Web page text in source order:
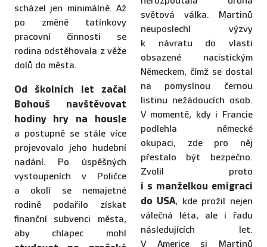
scházel jen minimálně. Až
po změně tatínkovy
pracovní činnosti se
rodina odstěhovala z věže
dolů do města.
Od školních let začal
Bohouš navštěvovat
hodiny hry na housle
a postupně se stále více
projevovalo jeho hudební
nadání. Po úspěšných
vystoupeních v Poličce
a okolí se nemajetné
rodině podařilo získat
finanční subvenci města,
aby chlapec mohl
světová válka. Martinů
neuposlechl výzvy
k návratu do vlasti
obsazené nacistickým
Německem, čímž se dostal
na pomyslnou černou
listinu nežádoucích osob.
V momentě, kdy i Francie
podlehla německé
okupaci, zde pro něj
přestalo být bezpečno.
Zvolil proto
i s manželkou emigraci
do USA, kde prožil nejen
válečná léta, ale i řadu
následujících let.
V Americe si Martinů